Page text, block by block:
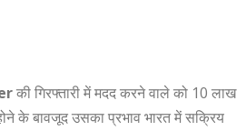
की गिरफ्तारी में मदद करने वाले को 10 लाख
के बावजूद उसका प्रभाव भारत में सक्रिय